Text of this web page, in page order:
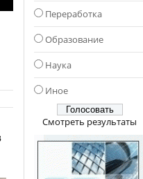
Переработка
Образование
Наука
Иное
Смотреть результаты